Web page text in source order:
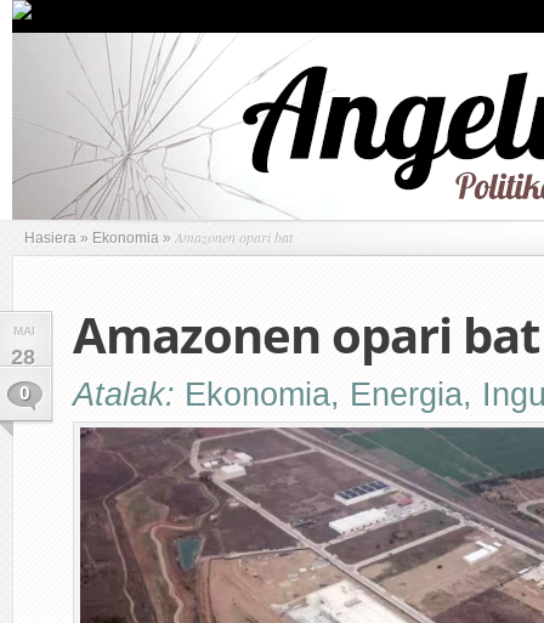
Hasiera » Ekonomia » Amazonen opari bat
MAI
28
0
Amazonen opari bat
Atalak: Ekonomia, Energia,